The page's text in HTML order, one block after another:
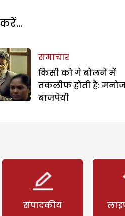
समाचार
किसी को गे बोलने में
तकलीफ होती है: मनोज
बाजपेयी
संपादकीय